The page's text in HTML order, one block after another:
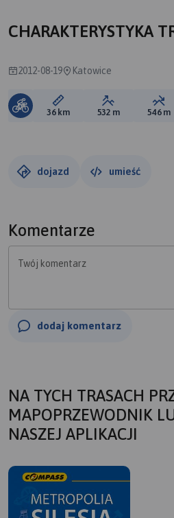
CHARAKTERYSTYKA
2012-08-19 Katowice
Długość trasy:
36 km Suma
532 m 546 m
dojazd umieść
Komentarze
Twój komentarz
dodaj komentarz
NA TYCH TRASACH
MAPOPRZEWODNIK
NASZEJ APLIKACJI